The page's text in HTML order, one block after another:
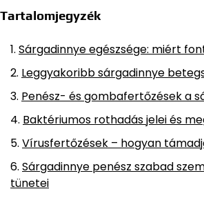
Tartalomjegyzék
Sárgadinnye egészsége: miért
Leggyakoribb sárgadinnye
Penész- és gombafertőzések a
Baktériumos rothadás jelei és
Vírusfertőzések – hogyan
Sárgadinnye penész szabad
tünetei